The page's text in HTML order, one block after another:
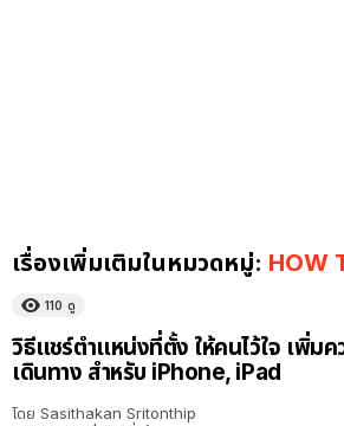
เรื่องเพิ่มเติมในหมวดหมู่: HOW
110 ดู
วิธีแชร์ตำแหน่งที่ตั้ง ให้คนไว้ใจ เพิ่มค
เดินทาง สำหรับ iPhone, iPad
โดย Sasithakan Sritonthip